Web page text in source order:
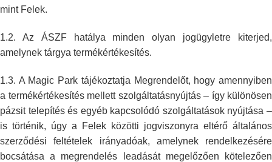
mint Felek.
1.2. Az ÁSZF hatálya minden olyan jogügyletre kiterjed,
amelynek tárgya termékértékesítés.
1.3. A Magic Park tájékoztatja Megrendelőt, hogy amennyiben
a termékértékesítés mellett szolgáltatásnyújtás – így különösen
pázsittelepítés és egyéb kapcsolódó szolgáltatások nyújtása –
is történik, úgy a Felek közötti jogviszonyra eltérő általános
szerződési feltételek irányadóak, amelynek rendelkezésére
bocsátása a megrendelés leadásátmegelőzően kötelezően